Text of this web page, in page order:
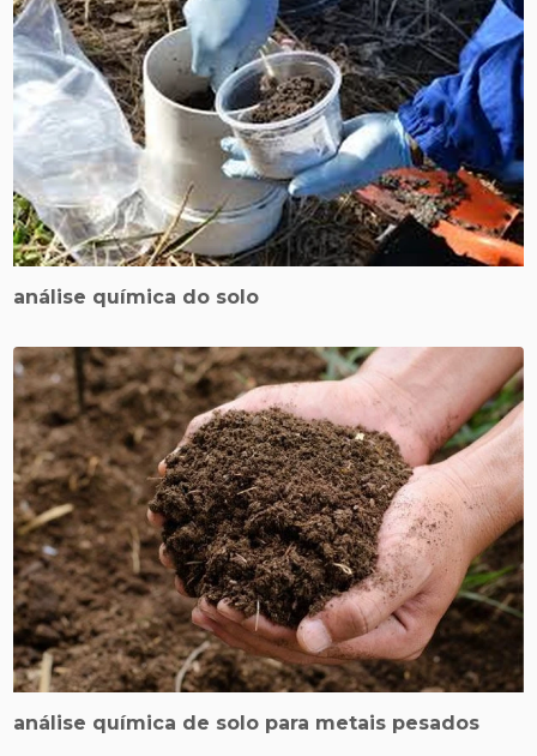
análise química do solo
análise química de solo para metais pesados